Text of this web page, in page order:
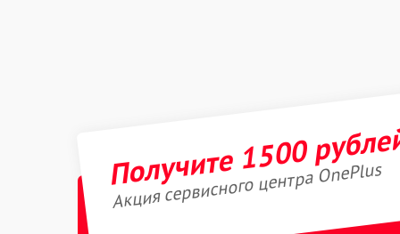
Получите 1500
Акция сервисного центра OnePlus